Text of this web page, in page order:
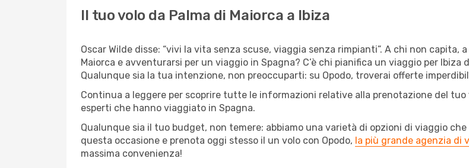
Il tuo volo da Palma di Maiorca a Ibiza
Oscar Wilde disse: “vivi la vita senza scuse, viaggia senza rimpianti”. A chi non
Maiorca e avventurarsi per un viaggio in Spagna? C’è chi pianifica un viaggio per
Qualunque sia la tua intenzione, non preoccuparti: su Opodo, troverai offerte
Continua a leggere per scoprire tutte le informazioni relative alla prenotazione del tuo
esperti che hanno viaggiato in Spagna.
Qualunque sia il tuo budget, non temere: abbiamo una varietà di opzioni di viaggio
questa occasione e prenota oggi stesso il un volo con Opodo, la più grande agenzia di
massima convenienza!